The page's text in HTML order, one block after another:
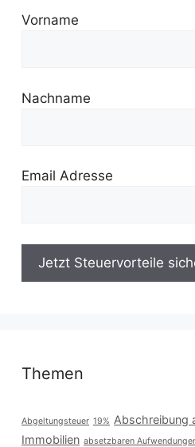
Vorname
Nachname
Email Adresse
Themen
Abgeltungsteuer 19% Abschreibung
Immobilien absetzbaren